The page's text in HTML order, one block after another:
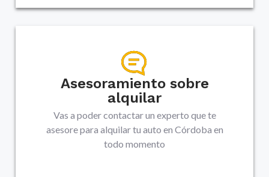
Asesoramiento sobre
alquilar
Vas a poder contactar un experto que te
asesore para alquilar tu auto en Córdoba en
todo momento